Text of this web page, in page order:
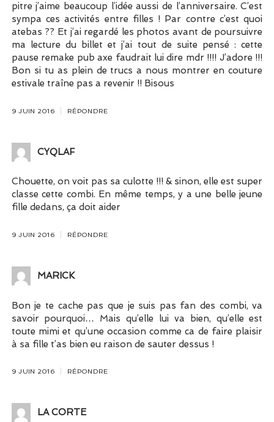
pitre j’aime beaucoup l’idée aussi de l’anniversaire. C’est
sympa ces activités entre filles ! Par contre c’est quoi
atebas ?? Et j’ai regardé les photos avant de poursuivre
ma lecture du billet et j’ai tout de suite pensé : cette
pause remake pub axe faudrait lui dire mdr !!!! J’adore !!!
Bon si tu as plein de trucs a nous montrer en couture
estivale traîne pas a revenir !! Bisous
9 JUIN 2016 RÉPONDRE
CYQLAF
Chouette, on voit pas sa culotte !!! & sinon, elle est super
classe cette combi. En même temps, y a une belle jeune
fille dedans, ça doit aider
9 JUIN 2016 RÉPONDRE
MARICK
Bon je te cache pas que je suis pas fan des combi, va
savoir pourquoi… Mais qu’elle lui va bien, qu’elle est
toute mimi et qu’une occasion comme ca de faire plaisir
à sa fille t’as bien eu raison de sauter dessus !
9 JUIN 2016 RÉPONDRE
LA CORTE